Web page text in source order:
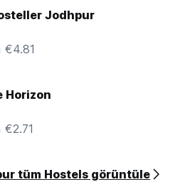
Jodhpur
€4.81
Horizon
€2.71
tüm Hostels görüntüle